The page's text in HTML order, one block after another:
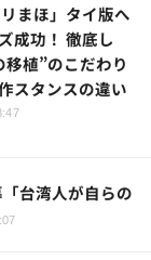
まほ」タイ版へ
成功！ 徹底し
植”のこだわり
スタンスの違い
台湾人が自らの